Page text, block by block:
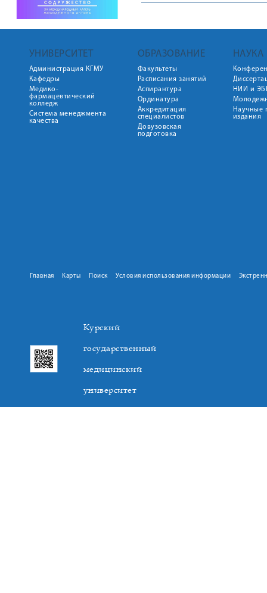
УНИВЕРСИТЕТ
Администрация КГМУ
Кафедры
Медико-
фармацевтический
колледж
Система менеджмента
качества
ОБРАЗОВАНИЕ
Факультеты
Расписания занятий
Аспирантура
Ординатура
Аккредитация
специалистов
Довузовская
подготовка
НАУКА
НИИ и
Научные
издания
Главная Карты Поиск Условия использования информации
Курский
государственный
медицинский
университет